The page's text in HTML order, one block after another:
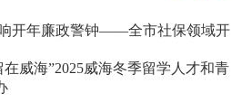
响开年廉政警钟——全市社保领域开
在威海”2025威海冬季留学人才和青